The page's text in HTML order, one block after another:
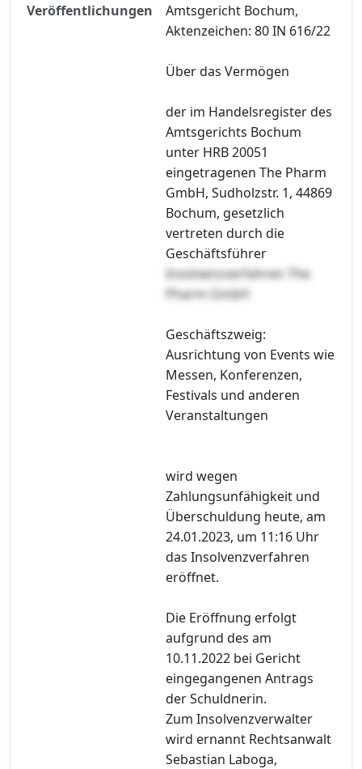
Veröffentlichungen
Amtsgericht Bochum,
Aktenzeichen: 80 IN 616/22
Über das Vermögen
der im Handelsregister des
Amtsgerichts Bochum
unter HRB 20051
eingetragenen The Pharm
GmbH, Sudholzstr. 1, 44869
Bochum, gesetzlich
vertreten durch die
Geschäftsführer
Insolvenzverfahren The
Pharm GmbH
Geschäftszweig:
Ausrichtung von Events wie
Messen, Konferenzen,
Festivals und anderen
Veranstaltungen
wird wegen
Zahlungsunfähigkeit und
Überschuldung heute, am
24.01.2023, um 11:16 Uhr
das Insolvenzverfahren
eröffnet.
Die Eröffnung erfolgt
aufgrund des am
10.11.2022 bei Gericht
eingegangenen Antrags
der Schuldnerin.
Zum Insolvenzverwalter
wird ernannt Rechtsanwalt
Sebastian Laboga,